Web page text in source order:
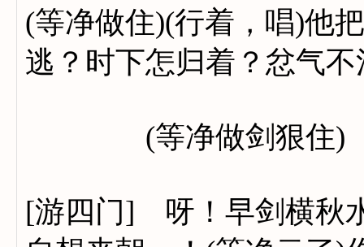
(等净做住)(行着，唱)他
逃？时下怎归着？忿气
(等净做剑狠住)
[游四门] 呀！早剑横秋